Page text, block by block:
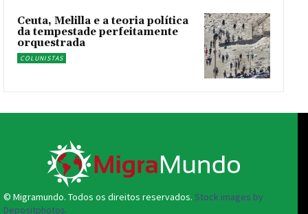
Ceuta, Melilla e a teoria política
da tempestade perfeitamente
orquestrada
COLUNISTAS
© Migramundo. Todos os direitos reservados. Stock images by
Depositphotos.